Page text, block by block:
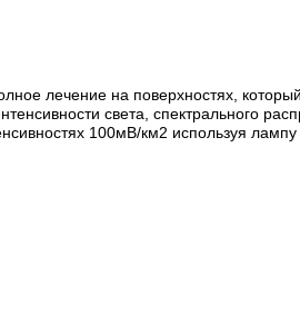
лечение на поверхностях,
света, спектрального
100мВ/км2 используя лампу